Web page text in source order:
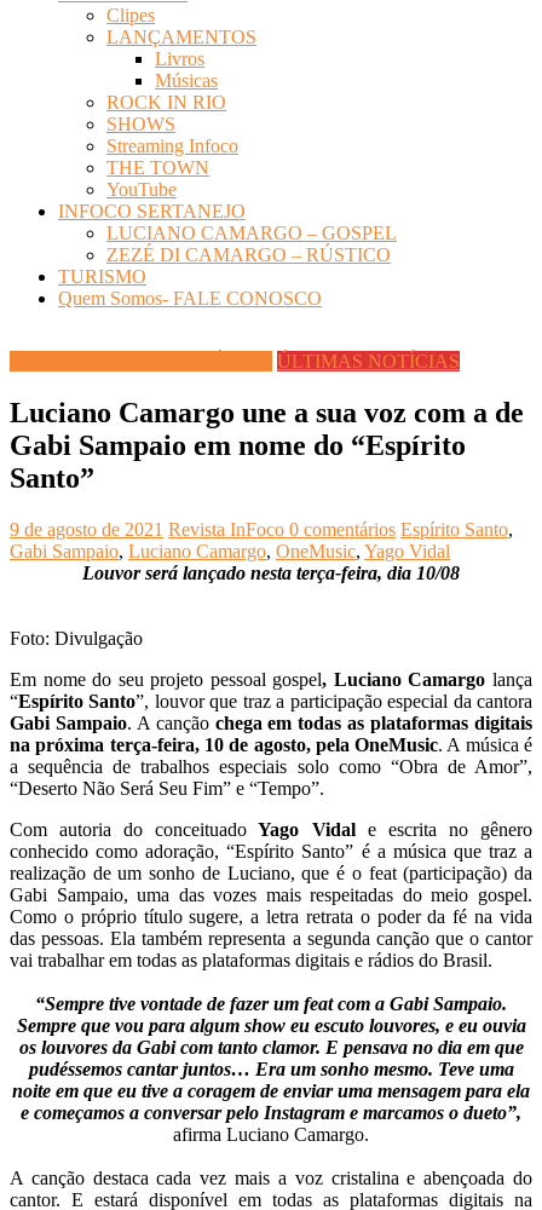
Clipes
LANÇAMENTOS
Livros
Músicas
ROCK IN RIO
SHOWS
Streaming Infoco
THE TOWN
YouTube
INFOCO SERTANEJO
LUCIANO CAMARGO – GOSPEL
ZEZÉ DI CAMARGO – RÚSTICO
TURISMO
Quem Somos- FALE CONOSCO
ÚLTIMAS NOTÍCIAS
Luciano Camargo une a sua voz com a de
Gabi Sampaio em nome do “Espírito
Santo”
9 de agosto de 2021 Revista InFoco 0 comentários Espírito Santo,
Gabi Sampaio, Luciano Camargo, OneMusic, Yago Vidal
Louvor será lançado nesta terça-feira, dia 10/08
Foto: Divulgação
Em nome do seu projeto pessoal gospel, Luciano Camargo lança
“Espírito Santo”, louvor que traz a participação especial da cantora
Gabi Sampaio. A canção chega em todas as plataformas digitais
na próxima terça-feira, 10 de agosto, pela OneMusic. A música é
a sequência de trabalhos especiais solo como “Obra de Amor”,
“Deserto Não Será Seu Fim” e “Tempo”.
Com autoria do conceituado Yago Vidale escrita no gênero
conhecido como adoração, “Espírito Santo” é a música que traz a
realização de um sonho de Luciano, que é o feat (participação) da
Gabi Sampaio, uma das vozes mais respeitadas do meio gospel.
Como o próprio título sugere, a letra retrata o poder da fé na vida
das pessoas. Ela também representa a segunda canção que o cantor
vai trabalhar em todas as plataformas digitais e rádios do Brasil.
“Sempre tive vontade de fazer um feat com a Gabi Sampaio.
Sempre que vou para algum show eu escuto louvores, e eu ouvia
os louvores da Gabi com tanto clamor. E pensava no dia em que
pudéssemos cantar juntos… Era um sonho mesmo. Teve uma
noite em que eu tive a coragem de enviar uma mensagem para ela
e começamos a conversar pelo Instagram e marcamos o dueto”,
afirma Luciano Camargo.
A canção destaca cada vez mais a voz cristalina e abençoada do
cantor. E estará disponível em todas as plataformas digitais na